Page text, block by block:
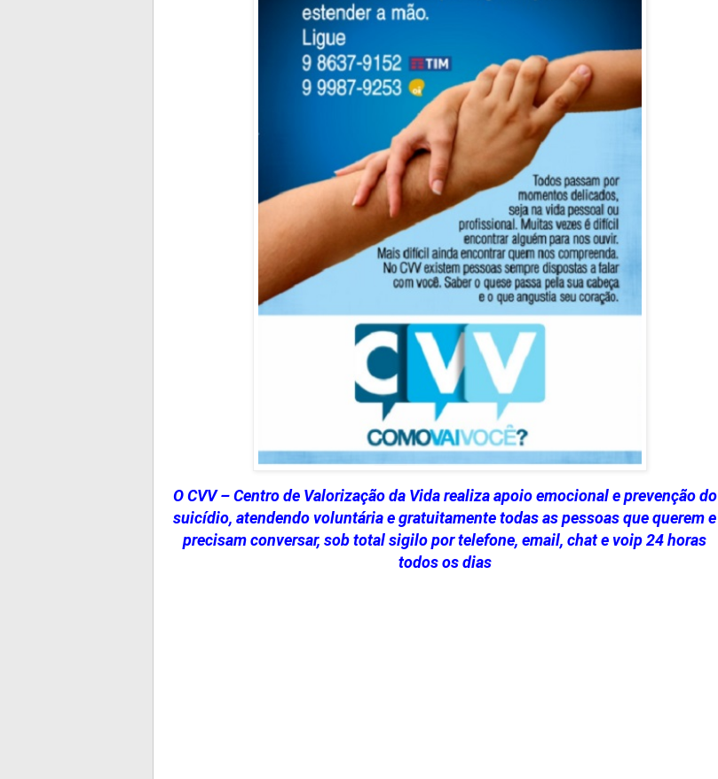
O CVV – Centro de Valorização da Vida realiza apoio emocional e prevenção do
suicídio, atendendo voluntária e gratuitamente todas as pessoas que querem e
precisam conversar, sob total sigilo por telefone, email, chat e voip 24 horas
todos os dias